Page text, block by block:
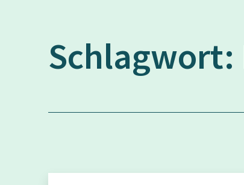
Schlagwort: